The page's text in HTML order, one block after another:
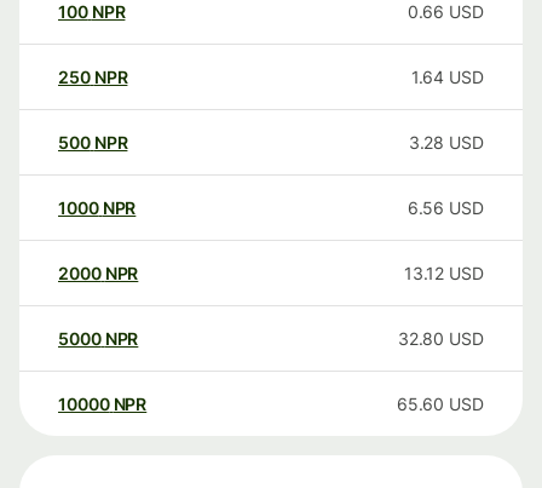
100 NPR 0.66 USD
250 NPR 1.64 USD
500 NPR 3.28 USD
1000 NPR 6.56 USD
2000 NPR 13.12 USD
5000 NPR 32.80 USD
10000 NPR 65.60 USD